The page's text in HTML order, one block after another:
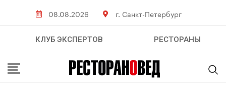
08.08.2026 г. Санкт-Петербург
КЛУБ ЭКСПЕРТОВ РЕСТОРАНЫ